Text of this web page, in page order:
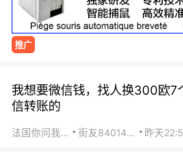
推广
我想要微信钱，找人换300欧7
信转账的
法国你问我答 街友84014588 昨天